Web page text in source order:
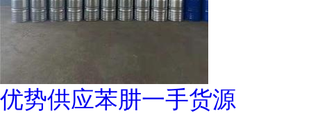
优势供应苯肼一手货源